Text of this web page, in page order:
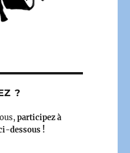
?
participez à
dessous !